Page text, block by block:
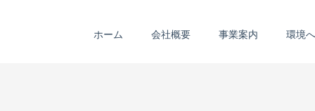
ホーム 会社概要 事業案内 環境